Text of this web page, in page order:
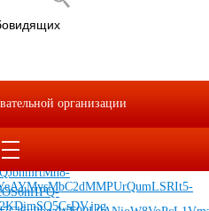
8-х классов
организации